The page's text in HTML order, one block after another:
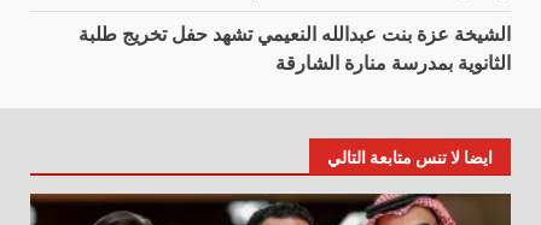
الشيخة عزة بنت عبدالله النعيمي تشهد حفل تخريج طلبة
الثانوية بمدرسة منارة الشارقة
ايضا لا تنس متابعة التالي